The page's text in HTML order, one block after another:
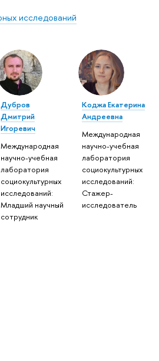
исследований
Дубров
Дмитрий
Игоревич
Международная
научно-учебная
лаборатория
социокультурных
исследований:
Младший научный
сотрудник
Коджа Екатерина
Андреевна
Международная
научно-учебная
лаборатория
социокультурных
исследований:
Стажер-
исследователь